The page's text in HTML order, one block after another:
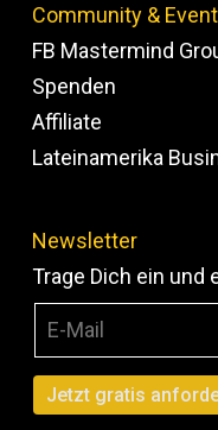
Community &
FB Mastermind
Spenden
Affiliate
Lateinamerika
Newsletter
Trage Dich ein und